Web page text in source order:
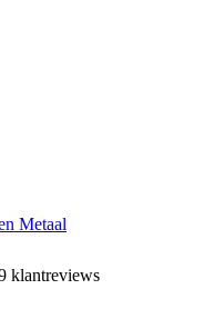
Metaal
klantreviews